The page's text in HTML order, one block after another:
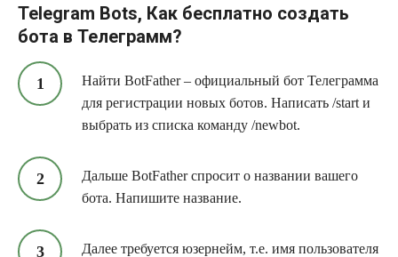
Telegram Bots, Как бесплатно создать
бота в Телеграмм?
Найти BotFather – официальный бот Телеграмма
для регистрации новых ботов. Написать /start и
выбрать из списка команду /newbot.
Дальше BotFather спросит о названии вашего
бота. Напишите название.
Далее требуется юзернейм, т.е. имя пользователя